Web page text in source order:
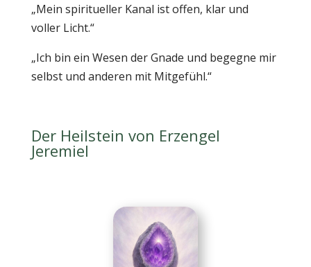
„Mein spiritueller Kanal ist offen, klar und
voller Licht.“
„Ich bin ein Wesen der Gnade und begegne mir
selbst und anderen mit Mitgefühl.“
Der Heilstein von Erzengel
Jeremiel